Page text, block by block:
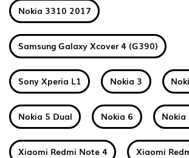
Nokia 3310 2017
Samsung Galaxy Xcover 4 (G390)
Sony Xperia L1 Nokia 3
Nokia 5 Dual Nokia 6 Nokia
Xiaomi Redmi Note 4 Xiaomi